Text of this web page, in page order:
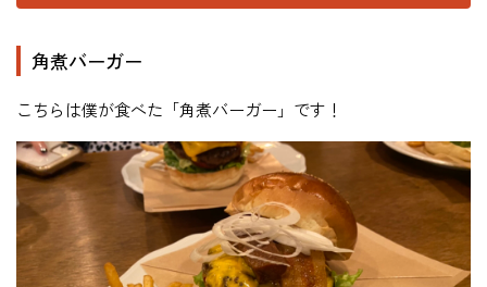
角煮バーガー
こちらは僕が食べた「角煮バーガー」です！